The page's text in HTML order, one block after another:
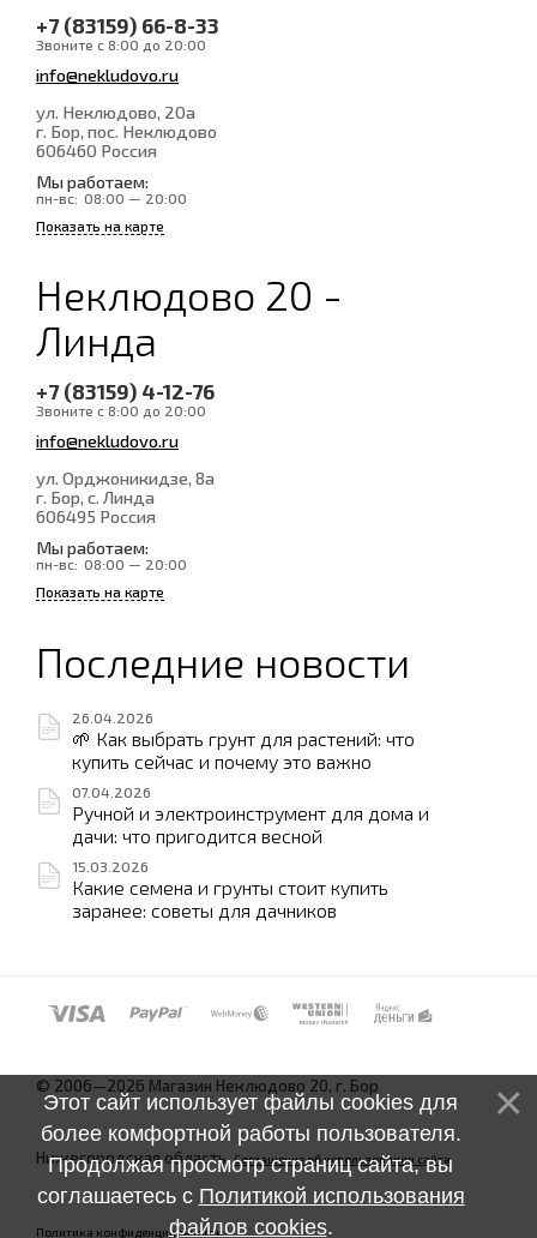
+7 (83159) 66-8-33
Звоните с 8:00 до 20:00
info@nekludovo.ru
ул. Неклюдово, 20а
г. Бор, пос. Неклюдово
606460 Россия
Мы работаем:
пн-вс: 08:00 — 20:00
Показать на карте
Неклюдово 20 -
Линда
+7 (83159) 4-12-76
Звоните с 8:00 до 20:00
info@nekludovo.ru
ул. Орджоникидзе, 8а
г. Бор, с. Линда
606495 Россия
Мы работаем:
пн-вс: 08:00 — 20:00
Показать на карте
Последние новости
26.04.2026
🌱 Как выбрать грунт для растений: что
купить сейчас и почему это важно
07.04.2026
Ручной и электроинструмент для дома и
дачи: что пригодится весной
15.03.2026
Какие семена и грунты стоит купить
заранее: советы для дачников
© 2006—2026 Магазин Неклюдово 20, г. Бор
Нижегородская область.Соглашение об использовании сайта
Политика конфиденциальности
Этот сайт использует файлы cookies для
более комфортной работы пользователя.
Продолжая просмотр страниц сайта, вы
соглашаетесь с Политикой использования
файлов cookies.